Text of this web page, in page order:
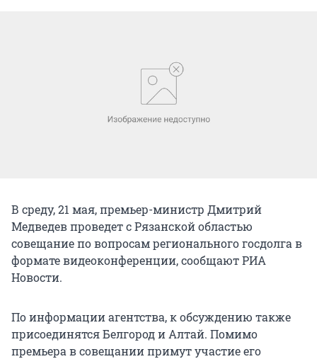
В среду, 21 мая, премьер-министр Дмитрий
Медведев проведет с Рязанской областью
совещание по вопросам регионального госдолга в
формате видеоконференции, сообщают РИА
Новости.
По информации агентства, к обсуждению также
присоединятся Белгород и Алтай. Помимо
премьера в совещании примут участие его